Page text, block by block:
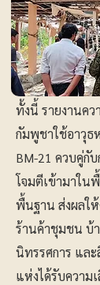
ทั้งนี้ รายงานคว
กัมพูชาใช้อาวุธ
BM-21 ควบคู่กั
โจมตีเข้ามาใน
พื้นฐาน ส่งผลใ
ร้านค้าชุมชน บ้
นิทรรศการ แล
แห่งได้รับความ